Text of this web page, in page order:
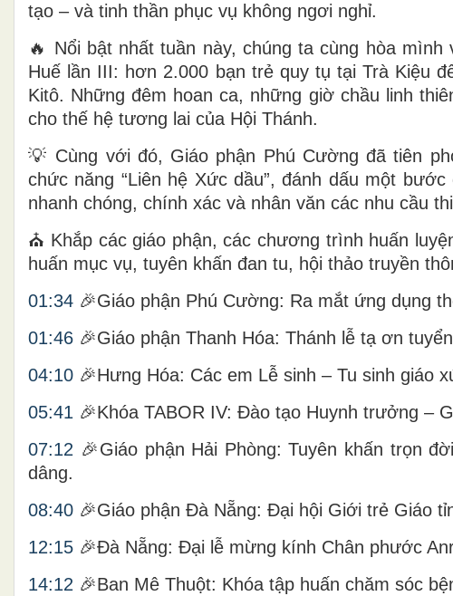
tạo – và tinh thần phục vụ không ngơi nghỉ.
🔥 Nổi bật nhất tuần này, chúng ta cùng hòa
Huế lần III: hơn 2.000 bạn trẻ quy tụ tại Trà Kiệu
Kitô. Những đêm hoan ca, những giờ chầu linh
cho thế hệ tương lai của Hội Thánh.
💡 Cùng với đó, Giáo phận Phú Cường đã tiên
chức năng “Liên hệ Xức dầu”, đánh dấu một
nhanh chóng, chính xác và nhân văn các nhu cầu
⛪ Khắp các giáo phận, các chương trình huấn
huấn mục vụ, tuyên khấn đan tu, hội thảo truyền
01:34 🎉Giáo phận Phú Cường: Ra mắt ứng dụng
01:46 🎉Giáo phận Thanh Hóa: Thánh lễ tạ ơn
04:10 🎉Hưng Hóa: Các em Lễ sinh – Tu sinh giáo
05:41 🎉Khóa TABOR IV: Đào tạo Huynh trưởng –
07:12 🎉Giáo phận Hải Phòng: Tuyên khấn trọn
dâng.
08:40 🎉Giáo phận Đà Nẵng: Đại hội Giới trẻ Giáo
12:15 🎉Đà Nẵng: Đại lễ mừng kính Chân phước
14:12 🎉Ban Mê Thuột: Khóa tập huấn chăm sóc